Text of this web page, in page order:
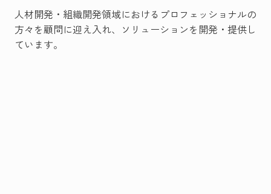
人材開発・組織開発領域におけるプロフェッショナルの
方々を顧問に迎え入れ、ソリューションを開発・提供し
ています。